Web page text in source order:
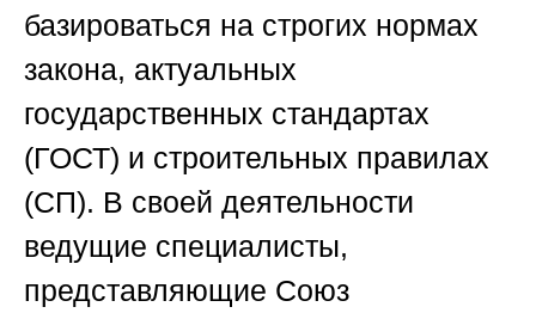
базироваться на строгих нормах
закона, актуальных
государственных стандартах
(ГОСТ) и строительных правилах
(СП). В своей деятельности
ведущие специалисты,
представляющие Союз